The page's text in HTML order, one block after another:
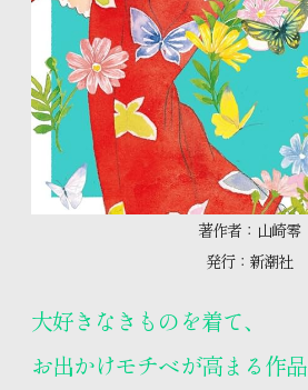
著作者：山崎零
発行：新潮社
大好きなきものを着て、
お出かけモチベが高まる作品